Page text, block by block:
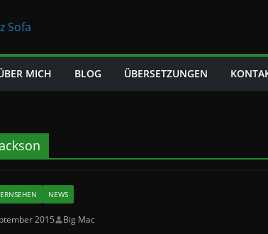
MICH BLOG ÜBERSETZUNGEN
NEWS
2015 Big Mac